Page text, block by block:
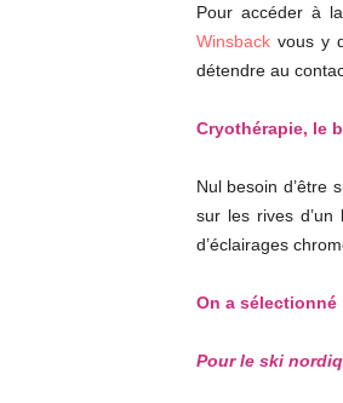
Pour accéder à
Winsbackvous y
détendre au
Cryothérapie, le
Nul besoin d’être
sur les rives d’un
d’éclairages
On a sélectionné
Pour le ski